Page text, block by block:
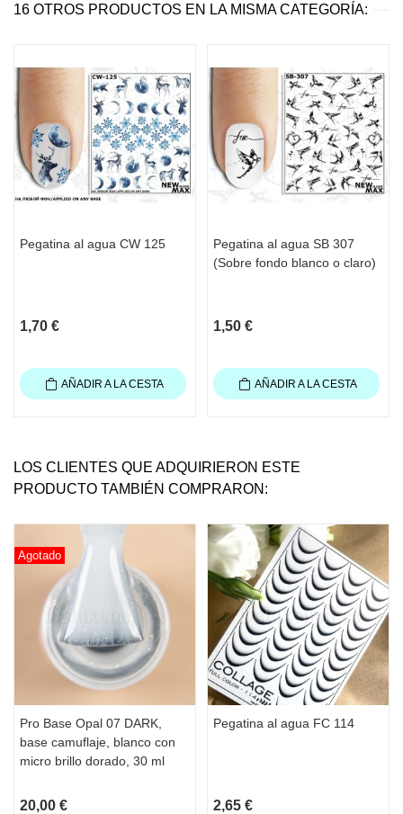
16 OTROS PRODUCTOS EN LA MISMA CATEGORÍA:
Pegatina al agua CW 125
1,70 €
AÑADIR A LA CESTA
Pegatina al agua SB 307
(Sobre fondo blanco o claro)
1,50 €
AÑADIR A LA CESTA
LOS CLIENTES QUE ADQUIRIERON ESTE
PRODUCTO TAMBIÉN COMPRARON:
Agotado
Pro Base Opal 07 DARK,
base camuflaje, blanco con
micro brillo dorado, 30 ml
20,00 €
Pegatina al agua FC 114
2,65 €